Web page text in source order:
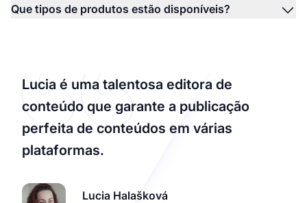
Que tipos de produtos estão disponíveis?
Lucia é uma talentosa editora de
conteúdo que garante a publicação
perfeita de conteúdos em várias
plataformas.
Lucia Halašková